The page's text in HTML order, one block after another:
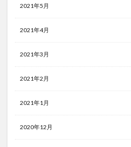
2021年5月
2021年4月
2021年3月
2021年2月
2021年1月
2020年12月